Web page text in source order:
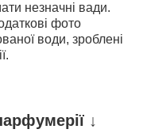
незначні вади.
фото
води, зроблені
↓